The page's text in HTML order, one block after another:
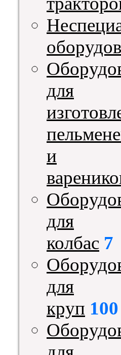
для
и
для
колбас 7
для
круп 100